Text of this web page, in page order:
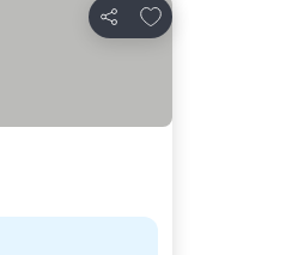
Compartir
Agregar a favoritos